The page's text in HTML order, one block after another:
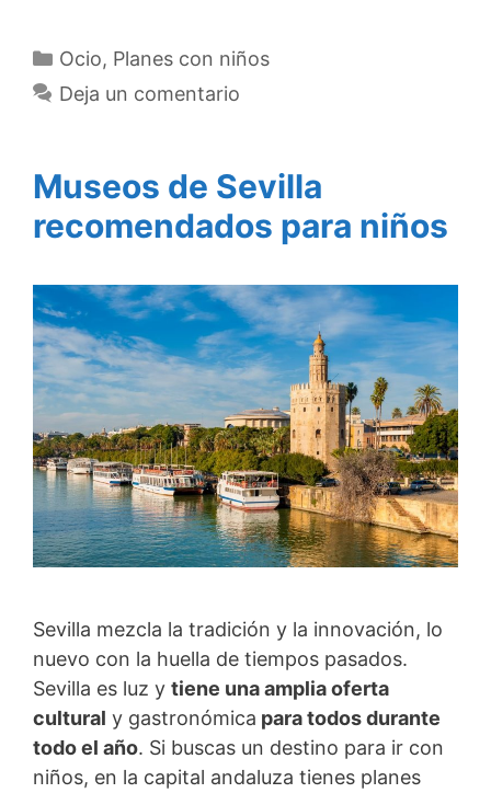
Categorías
Ocio, Planes con niños
Deja un comentario
Museos de Sevilla
recomendados para niños
Sevilla mezcla la tradición y la innovación, lo
nuevo con la huella de tiempos pasados.
Sevilla es luz y tiene una amplia oferta
cultural y gastronómica para todos durante
todo el año. Si buscas un destino para ir con
niños, en la capital andaluza tienes planes